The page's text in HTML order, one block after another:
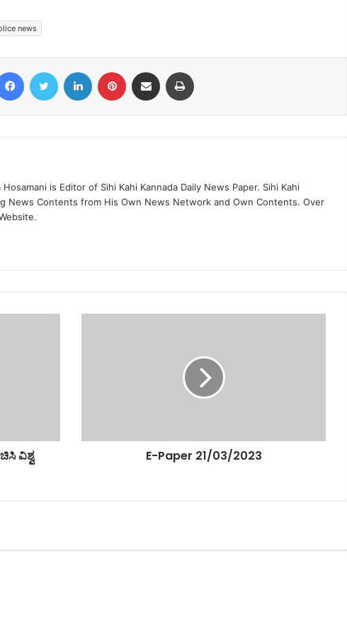
news
FacebookTwitter LinkedIn Pinterest Share via Email
is Editor of Sihi Kahi Kannada Daily News Paper. Sihi Kahi
News Contents from His Own News Network and Own Contents. Over
ವಿಶ್ವ
E-Paper 21/03/2023